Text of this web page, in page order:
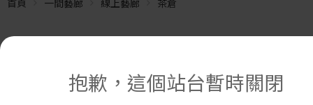
抱歉，這個站台暫時關閉
首頁 一間藝廊 線上藝廊 茶倉